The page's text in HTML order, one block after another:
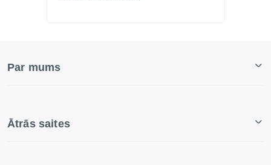
Par mums
Ātrās saites